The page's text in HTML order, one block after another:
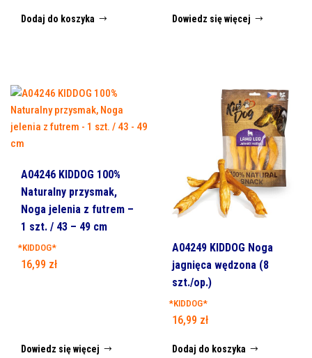
Dodaj do koszyka Dowiedz się więcej
A04246 KIDDOG 100%
Naturalny przysmak,
Noga jelenia z futrem –
1 szt. / 43 – 49 cm
*KIDDOG*
16,99 zł
Dowiedz się więcej
A04249 KIDDOG Noga
jagnięca wędzona (8
szt./op.)
*KIDDOG*
16,99 zł
Dodaj do koszyka